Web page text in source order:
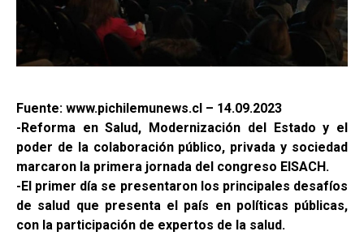
Fuente: www.pichilemunews.cl – 14.09.2023
-Reforma en Salud, Modernización del Estado y el
poder de la colaboración público, privada y sociedad
marcaron la primera jornada del congreso EISACH.
-El primer día se presentaron los principales desafíos
de salud que presenta el país en políticas públicas,
con la participación de expertos de la salud.